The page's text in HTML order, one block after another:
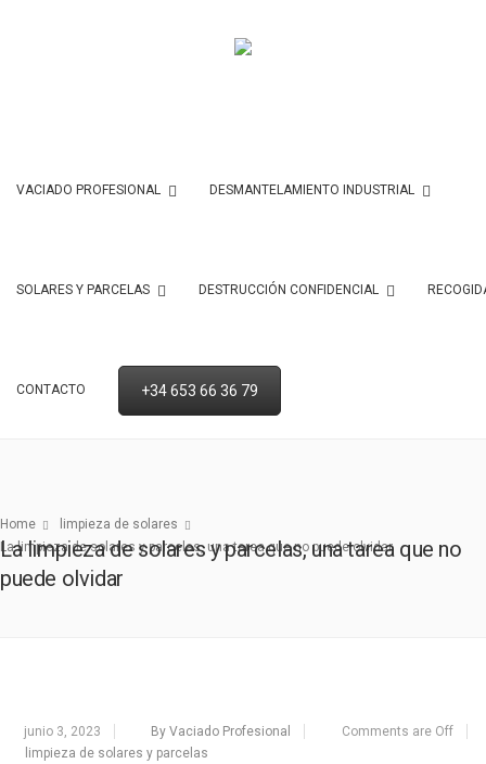
VACIADO PROFESIONAL DESMANTELAMIENTO INDUSTRIAL
SOLARES Y PARCELAS DESTRUCCIÓN CONFIDENCIAL
CONTACTO +34 653 66 36 79
Home
limpieza de solares
La limpieza de solares y parcelas, una tarea que no puede olvidar
La limpieza de solares y parcelas, una tarea que no
puede olvidar
junio 3, 2023 By Vaciado Profesional
Comments are Off
limpieza de solares y parcelas